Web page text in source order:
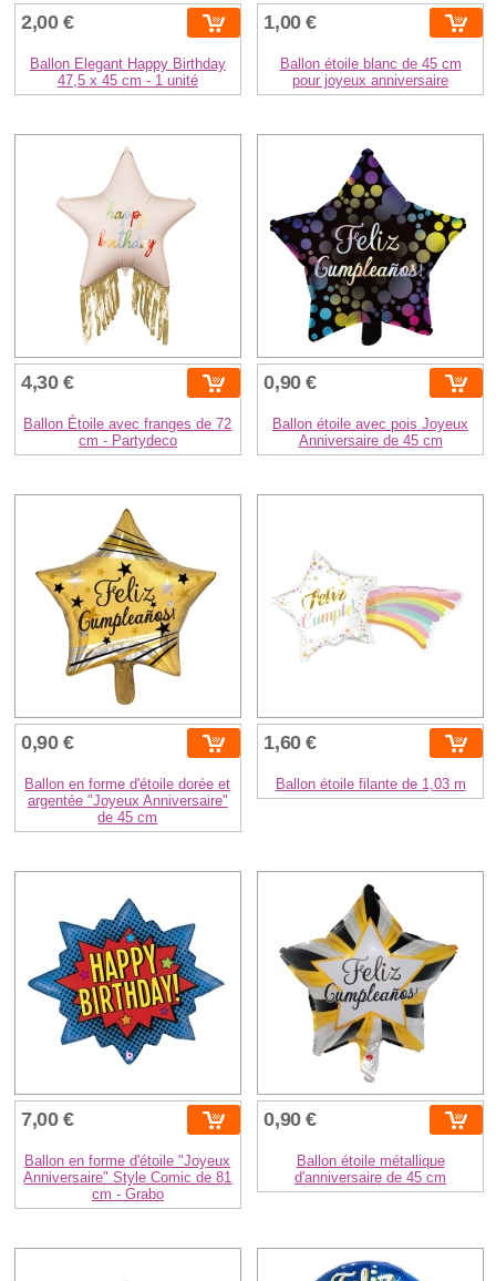
2,00 €
Ballon Elegant Happy Birthday
47,5 x 45 cm - 1 unité
1,00 €
Ballon étoile blanc de 45 cm
pour joyeux anniversaire
4,30 €
Ballon Étoile avec franges de 72
cm - Partydeco
0,90 €
Ballon étoile avec pois Joyeux
Anniversaire de 45 cm
0,90 €
Ballon en forme d'étoile dorée et
argentée "Joyeux Anniversaire"
de 45 cm
1,60 €
Ballon étoile filante de 1,03 m
7,00 €
Ballon en forme d'étoile "Joyeux
Anniversaire" Style Comic de 81
cm - Grabo
0,90 €
Ballon étoile métallique
d'anniversaire de 45 cm